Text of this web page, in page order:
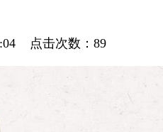
点击次数：89